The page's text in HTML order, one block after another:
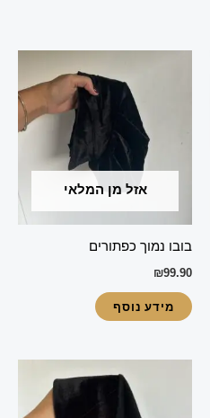
אזל מן המלאי
בובו נמוך כפתורים
₪99.90
מידע נוסף